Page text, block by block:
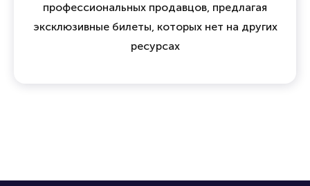
профессиональных продавцов, предлагая
эксклюзивные билеты, которых нет на других
ресурсах